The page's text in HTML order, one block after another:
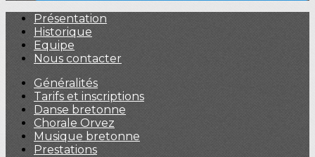
Présentation
Historique
Equipe
Nous contacter
Généralités
Tarifs et inscriptions
Danse bretonne
Chorale Orvez
Musique bretonne
Prestations